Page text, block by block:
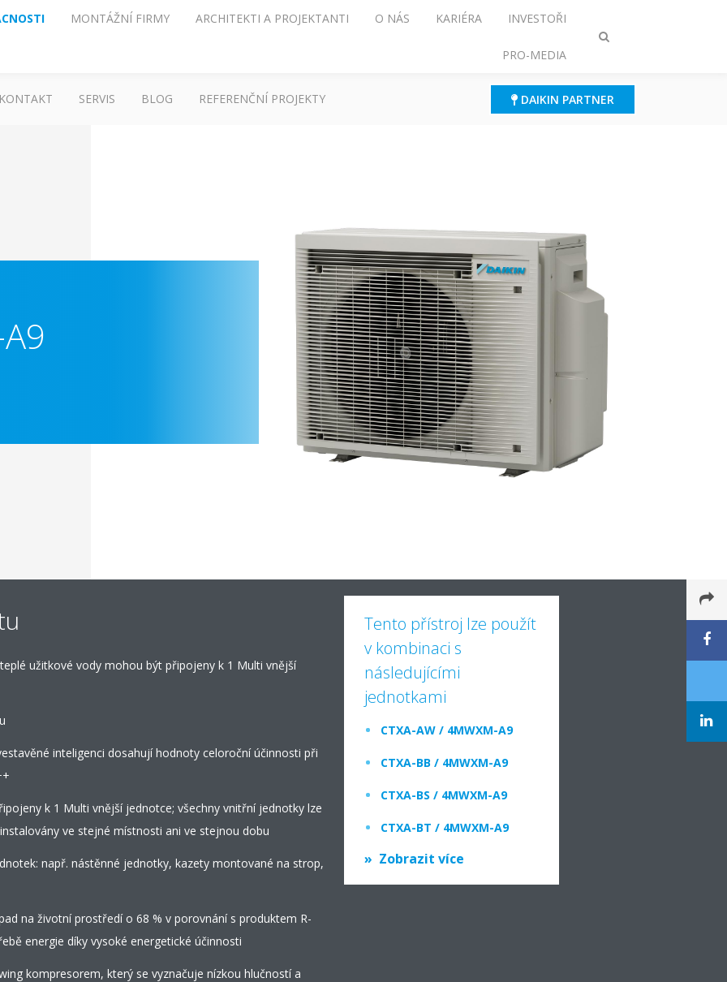
Přepnout
MONTÁŽNÍ FIRMY ARCHITEKTI A PROJEKTANTI O NÁS KARIÉRA INVESTOŘI
PRO-MEDIA
KONTAKT SERVIS BLOG REFERENČNÍ PROJEKTY DAIKIN PARTNER
užitkové vody mohou být připojeny k 1 Multi vnější
inteligenci dosahují hodnoty celoroční účinnosti při
k 1 Multi vnější jednotce; všechny vnitřní jednotky lze
ve stejné místnosti ani ve stejnou dobu
např. nástěnné jednotky, kazety montované na strop,
na životní prostředí o 68 % v porovnání s produktem R-
energie díky vysoké energetické účinnosti
kompresorem, který se vyznačuje nízkou hlučností a
Tento přístroj lze použít
v kombinaci s
následujícími
jednotkami
CTXA-AW / 4MWXM-A9
CTXA-BB / 4MWXM-A9
CTXA-BS / 4MWXM-A9
CTXA-BT / 4MWXM-A9
Zobrazit více